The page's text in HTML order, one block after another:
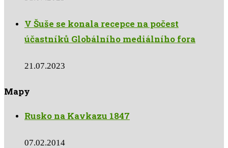
V Šuše se konala recepce na počest
účastníků Globálního mediálního fora
21.07.2023
Mapy
Rusko na Kavkazu 1847
07.02.2014